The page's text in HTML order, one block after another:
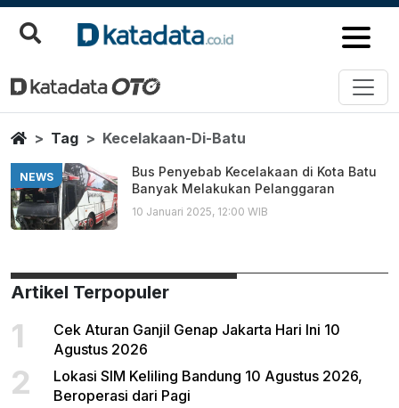
Kecelakaan Di Batu
Berita Terbaru
HomeTag Kecelakaan-Di-Batu
NEWS
Bus Penyebab Kecelakaan di Kota Batu
Banyak Melakukan Pelanggaran
10 Januari 2025, 12:00 WIB
Artikel Terpopuler
1
Cek Aturan Ganjil Genap Jakarta Hari Ini 10
Agustus 2026
2
Lokasi SIM Keliling Bandung 10 Agustus 2026,
Beroperasi dari Pagi